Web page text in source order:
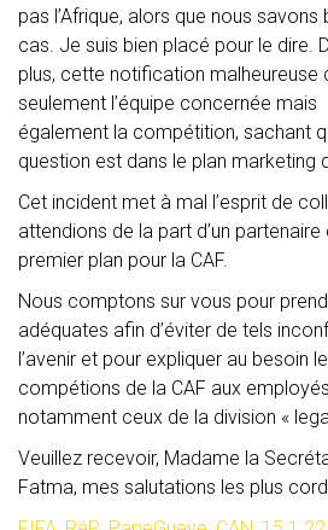
pas l’Afrique, alors que nous savons
cas. Je suis bien placé pour le dire.
plus, cette notification malheureuse
seulement l’équipe concernée mais
également la compétition, sachant
question est dans le plan marketing
Cet incident met à mal l’esprit de
attendions de la part d’un partenaire
premier plan pour la CAF.
Nous comptons sur vous pour
adéquates afin d’éviter de tels
l’avenir et pour expliquer au besoin
compétions de la CAF aux
notamment ceux de la division «
Veuillez recevoir, Madame la
Fatma, mes salutations les plus